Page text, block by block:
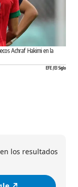
Achraf Hakimi en la
EFE / El Siglo
los resultados